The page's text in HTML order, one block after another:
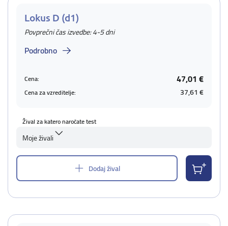
Lokus D (d1)
Povprečni čas izvedbe: 4-5 dni
Podrobno
Cena: 47,01 €
Cena za vzreditelje: 37,61 €
Žival za katero naročate test
Moje živali
Dodaj žival